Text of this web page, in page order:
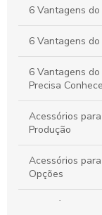
6 Vantagens
6 Vantagens
6 Vantagens
Precisa
Acessórios
Produção
Acessórios
Opções
Acessórios